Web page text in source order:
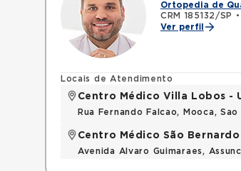
Ortopedia de
CRM 185132/SP
•
Ver perfil
Locais de Atendimento
Centro Médico Villa Lobos -
Rua Fernando Falcao, Mooca,
Centro Médico São
Avenida Alvaro Guimaraes,